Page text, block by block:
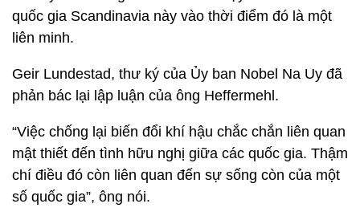
quốc gia Scandinavia này vào thời điểm đó là một
liên minh.
Geir Lundestad, thư ký của Ủy ban Nobel Na Uy đã
phản bác lại lập luận của ông Heffermehl.
“Việc chống lại biến đổi khí hậu chắc chắn liên quan
mật thiết đến tình hữu nghị giữa các quốc gia. Thậm
chí điều đó còn liên quan đến sự sống còn của một
số quốc gia”, ông nói.